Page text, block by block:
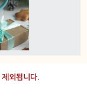
외됩니다.